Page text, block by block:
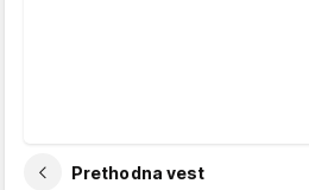
Prethodna vest